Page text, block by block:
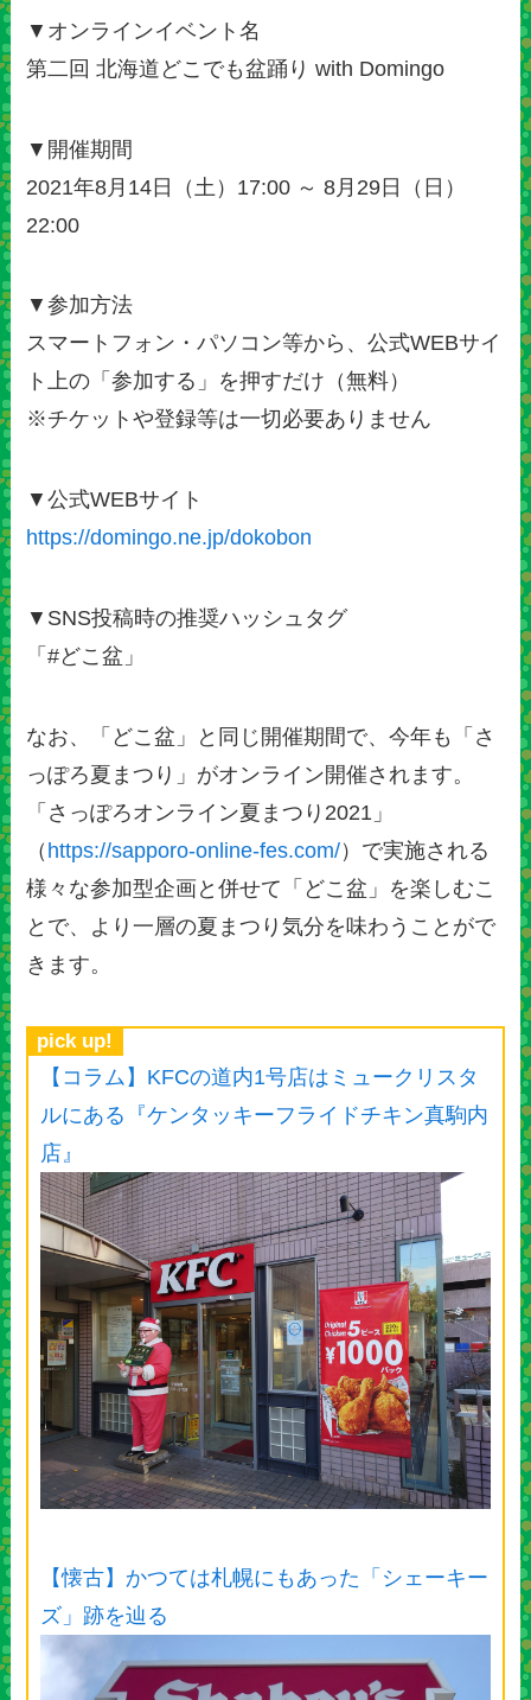
▼オンラインイベント名
第二回 北海道どこでも盆踊り with Domingo
▼開催期間
2021年8月14日（土）17:00 ～ 8月29日（日）
22:00
▼参加方法
スマートフォン・パソコン等から、公式WEBサイ
ト上の「参加する」を押すだけ（無料）
※チケットや登録等は一切必要ありません
▼公式WEBサイト
https://domingo.ne.jp/dokobon
▼SNS投稿時の推奨ハッシュタグ
「#どこ盆」
なお、「どこ盆」と同じ開催期間で、今年も「さ
っぽろ夏まつり」がオンライン開催されます。
「さっぽろオンライン夏まつり2021」
（ https://sapporo-online-fes.com/）で実施される
様々な参加型企画と併せて「どこ盆」を楽しむこ
とで、より一層の夏まつり気分を味わうことがで
きます。
pick up!
【コラム】KFCの道内1号店はミュークリスタ
ルにある『ケンタッキーフライドチキン真駒内
店』
【懐古】かつては札幌にもあった「シェーキー
ズ」跡を辿る